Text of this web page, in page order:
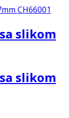
slikom
slikom